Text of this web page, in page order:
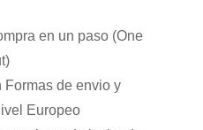
en un paso (One
Formas de envio y
Europeo